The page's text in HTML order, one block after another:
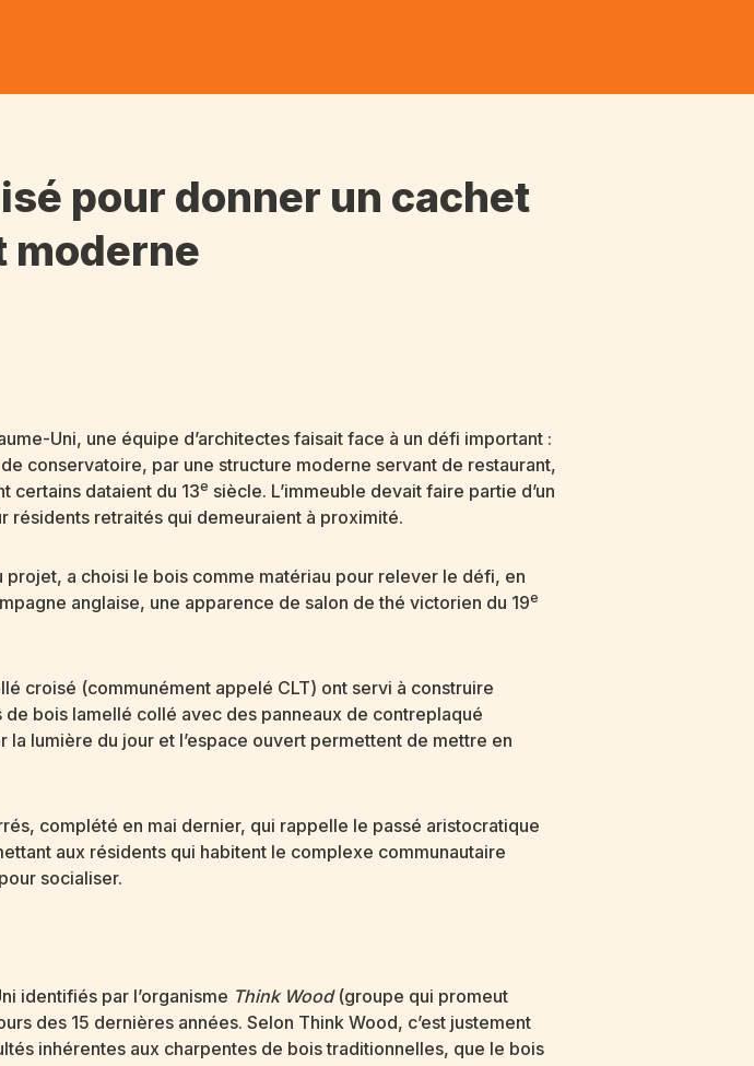
pour donner un cachet
moderne
Uni, une équipe d’architectes faisait face à un défi important :
conservatoire, par une structure moderne servant de restaurant,
certains dataient du 13e siècle. L’immeuble devait faire partie d’un
résidents retraités qui demeuraient à proximité.
a choisi le bois comme matériau pour relever le défi, en
anglaise, une apparence de salon de thé victorien du 19e
croisé (communément appelé CLT) ont servi à construire
bois lamellé collé avec des panneaux de contreplaqué
lumière du jour et l’espace ouvert permettent de mettre en
complété en mai dernier, qui rappelle le passé aristocratique
aux résidents qui habitent le complexe communautaire
socialiser.
identifiés par l’organisme Think Wood(groupe qui promeut
des 15 dernières années. Selon Think Wood, c’est justement
inhérentes aux charpentes de bois traditionnelles, que le bois